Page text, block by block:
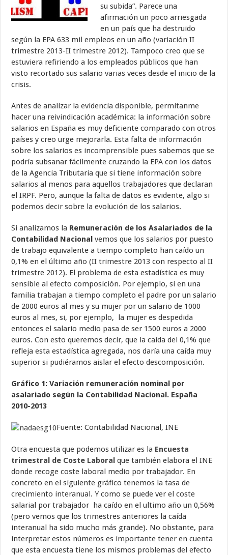
su subida”. Parece una
afirmación un poco arriesgada
en un país que ha destruido
según la EPA 633 mil empleos en un año (variación II
trimestre 2013-II trimestre 2012). Tampoco creo que se
estuviera refiriendo a los empleados públicos que han
visto recortado sus salario varias veces desde el inicio de la
crisis.
Antes de analizar la evidencia disponible, permítanme
hacer una reivindicación académica: la información sobre
salarios en España es muy deficiente comparado con otros
países y creo urge mejorarla. Esta falta de información
sobre los salarios es incomprensible pues sabemos que se
podría subsanar fácilmente cruzando la EPA con los datos
de la Agencia Tributaria que si tiene información sobre
salarios al menos para aquellos trabajadores que declaran
el IRPF. Pero, aunque la falta de datos es evidente, algo si
podemos decir sobre la evolución de los salarios.
Si analizamos la Remuneración de los Asalariados de la
Contabilidad Nacional vemos que los salarios por puesto
de trabajo equivalente a tiempo completo han caído un
0,1% en el último año (II trimestre 2013 con respecto al II
trimestre 2012). El problema de esta estadística es muy
sensible al efecto composición. Por ejemplo, si en una
familia trabajan a tiempo completo el padre por un salario
de 2000 euros al mes y su mujer por un salario de 1000
euros al mes, si, por ejemplo, la mujer es despedida
entonces el salario medio pasa de ser 1500 euros a 2000
euros. Con esto queremos decir, que la caída del 0,1% que
refleja esta estadística agregada, nos daría una caída muy
superior si pudiéramos aislar el efecto descomposición.
Gráfico 1: Variación remuneración nominal por
asalariado según la Contabilidad Nacional. España
2010-2013
Fuente: Contabilidad Nacional, INE
Otra encuesta que podemos utilizar es la Encuesta
trimestral de Coste Laboral que también elabora el INE
donde recoge coste laboral medio por trabajador. En
concreto en el siguiente gráfico tenemos la tasa de
crecimiento interanual. Y como se puede ver el coste
salarial por trabajador ha caído en el ultimo año un 0,56%
(pero vemos que los trimestres anteriores la caída
interanual ha sido mucho más grande). No obstante, para
interpretar estos números es importante tener en cuenta
que esta encuesta tiene los mismos problemas del efecto